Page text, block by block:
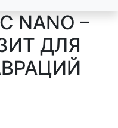
NANO –
ДЛЯ